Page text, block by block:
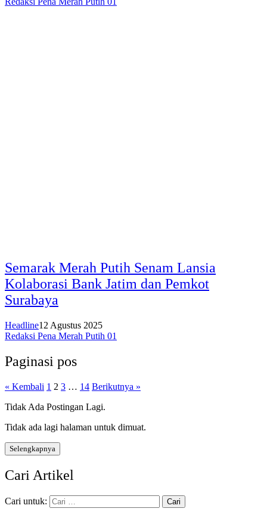
Semarak Merah Putih Senam Lansia
Kolaborasi Bank Jatim dan Pemkot
Surabaya
Headline12 Agustus 2025
Redaksi Pena Merah Putih 01
Paginasi pos
« Kembali 1 2 3 … 14 Berikutnya »
Tidak Ada Postingan Lagi.
Tidak ada lagi halaman untuk dimuat.
Selengkapnya
Cari Artikel
Cari untuk: